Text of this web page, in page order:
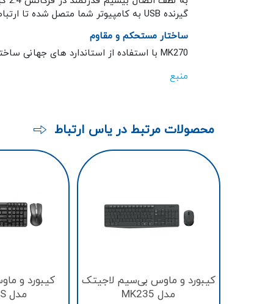
گیرنده USB به کامپیوتر شما متصل شده تا ارتباط با آن برقرار گردد.
ساختار مستحکم و مقاوم
MK270 با استفاده از استاندارد های جهانی ساخته شده و کیفیت بالا و مناسب آن عمر و دوام بالا را تضمین خواهد کرد. در برابر آسیب دیدگی مقابل مایعات کاملا مقاوم است.
منبع
محصولات مرتبط در یاس ارتباط
کيبورد و ماوس بی‌سیم لاجيتک
مدل MK235
کیبورد و
مدل X1800S